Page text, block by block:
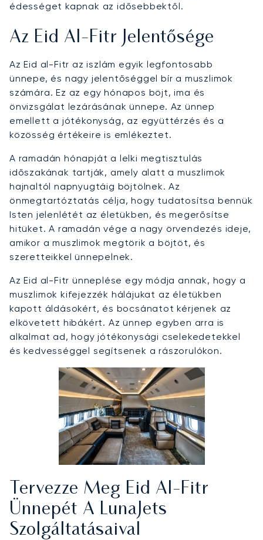
édességet kapnak az idősebbektől.
Az Eid Al-Fitr Jelentősége
Az Eid al-Fitr az iszlám egyik legfontosabb
ünnepe, és nagy jelentőséggel bír a muszlimok
számára. Ez az egy hónapos böjt, ima és
önvizsgálat lezárásának ünnepe. Az ünnep
emellett a jótékonyság, az együttérzés és a
közösség értékeire is emlékeztet.
A ramadán hónapját a lelki megtisztulás
időszakának tartják, amely alatt a muszlimok
hajnaltól napnyugtáig böjtölnek. Az
önmegtartóztatás célja, hogy tudatosítsa bennük
Isten jelenlétét az életükben, és megerősítse
hitüket. A ramadán vége a nagy örvendezés ideje,
amikor a muszlimok megtörik a böjtöt, és
szeretteikkel ünnepelnek.
Az Eid al-Fitr ünneplése egy módja annak, hogy a
muszlimok kifejezzék hálájukat az életükben
kapott áldásokért, és bocsánatot kérjenek az
elkövetett hibákért. Az ünnep egyben arra is
alkalmat ad, hogy jótékonysági cselekedetekkel
és kedvességgel segítsenek a rászorulókon.
Tervezze Meg Eid Al-Fitr
Ünnepét A LunaJets
Szolgáltatásaival